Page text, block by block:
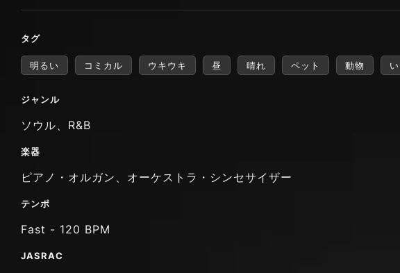
タグ
明るい コミカル ウキウキ 昼 晴れ ペット 動物
ジャンル
ソウル、R&B
楽器
ピアノ・オルガン、オーケストラ・シンセサイザー
テンポ
Fast - 120 BPM
JASRAC